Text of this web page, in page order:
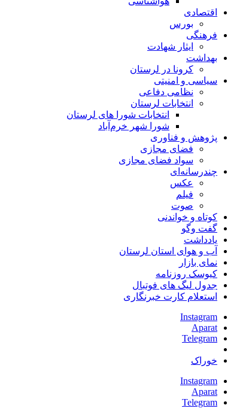
اقتصادی
بورس
فرهنگی
ایثار شهادت
بهداشت
کرونا در لرستان
سیاسی و امنیتی
نظامی دفاعی
انتخابات لرستان
انتخابات شورا های لرستان
شورا شهر خرم‌آباد
پژوهش و فناوری
فضای مجازی
سواد فضای مجازی
چندرسانه‌ای
عكس
فیلم
صوت
کوتاه و خواندنی
گفت وگو
یادداشت
آب و هوای استان لرستان
نمای بازار
کیوسک روزنامه
جدول لیگ های فوتبال
استعلام کارت خبرنگاری
Instagram
Aparat
Telegram
خوراک
Instagram
Aparat
Telegram